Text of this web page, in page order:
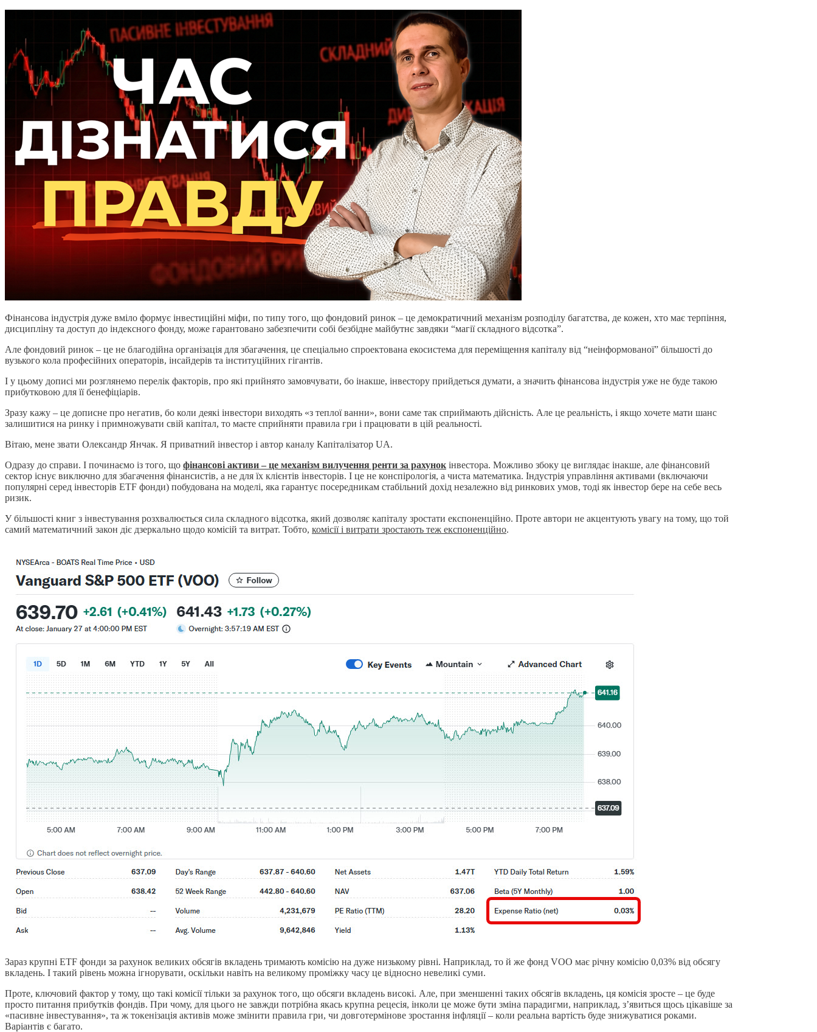
Фінансова індустрія дуже вміло формує інвестиційні міфи, по типу того, що фондовий ринок – це демократичний механізм розподілу багатства, де кожен, хто має терпіння,
дисципліну та доступ до індексного фонду, може гарантовано забезпечити собі безбідне майбутнє завдяки “магії складного відсотка”.
Але фондовий ринок – це не благодійна організація для збагачення, це спеціально спроектована екосистема для переміщення капіталу від “неінформованої” більшості до
вузького кола професійних операторів, інсайдерів та інституційних гігантів.
І у цьому дописі ми розглянемо перелік факторів, про які прийнято замовчувати, бо інакше, інвестору прийдеться думати, а значить фінансова індустрія уже не буде такою
прибутковою для її бенефіціарів.
Зразу кажу – це дописне про негатив, бо коли деякі інвестори виходять «з теплої ванни», вони саме так сприймають дійсність. Але це реальність, і якщо хочете мати шанс
залишитися на ринку і примножувати свій капітал, то маєте сприйняти правила гри і працювати в цій реальності.
Вітаю, мене звати Олександр Янчак. Я приватний інвестор і автор каналу Капіталізатор UA.
Одразу до справи. І починаємо із того, що фінансові активи – це механізм вилучення ренти за рахунок інвестора. Можливо збоку це виглядає інакше, але фінансовий
сектор існує виключно для збагачення фінансистів, а не для їх клієнтів інвесторів. І це не конспірологія, а чиста математика. Індустрія управління активами (включаючи
популярні серед інвесторів ETF фонди) побудована на моделі, яка гарантує посередникам стабільний дохід незалежно від ринкових умов, тоді як інвестор бере на себе весь
ризик.
У більшості книг з інвестування розхвалюється сила складного відсотка, який дозволяє капіталу зростати експоненційно. Проте автори не акцентують увагу на тому, що той
самий математичний закон діє дзеркально щодо комісій та витрат. Тобто, комісії і витрати зростають теж експоненційно.
Зараз крупні ETF фонди за рахунок великих обсягів вкладень тримають комісію на дуже низькому рівні. Наприклад, то й же фонд VOO має річну комісію 0,03% від обсягу
вкладень. І такий рівень можна ігнорувати, оскільки навіть на великому проміжку часу це відносно невеликі суми.
Проте, ключовий фактор у тому, що такі комісії тільки за рахунок того, що обсяги вкладень високі. Але, при зменшенні таких обсягів вкладень, ця комісія зросте – це буде
просто питання прибутків фондів. При чому, для цього не завжди потрібна якась крупна рецесія, інколи це може бути зміна парадигми, наприклад, з’явиться щось цікавіше за
«пасивне інвестування», та ж токенізація активів може змінити правила гри, чи довготермінове зростання інфляції – коли реальна вартість буде знижуватися роками.
Варіантів є багато.